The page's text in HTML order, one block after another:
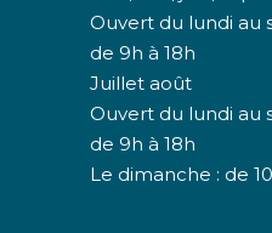
Ouvert du lundi au
de 9h à 18h
Juillet août
Ouvert du lundi au
de 9h à 18h
Le dimanche : de